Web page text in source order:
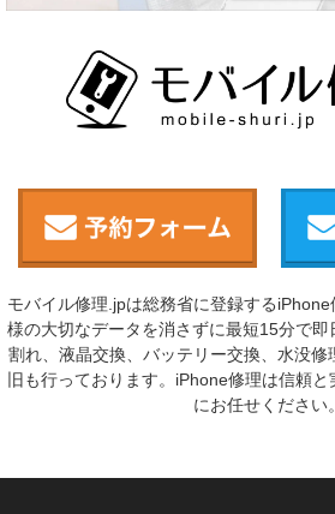
モバイル修理.jpは総務省に登録する
様の大切なデータを消さずに最短15分で即
割れ、液晶交換、バッテリー交換、水没修
旧も行っております。iPhone修理は信頼
にお任せください。